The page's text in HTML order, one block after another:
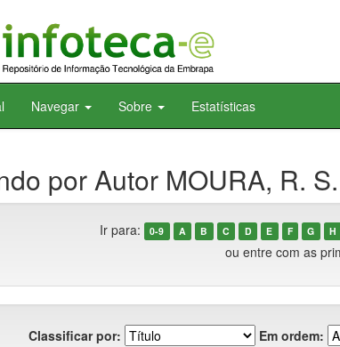
Navegar Sobre Estatísticas
por Autor MOURA, R. S.
Ir para: 0-9 A B C D E F G H
ou entre com as
Classificar por: Em ordem: